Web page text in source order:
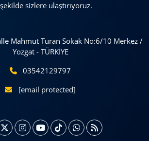
sizlere ulaştırıyoruz.
Mahmut Turan Sokak No:6/10 Merkez /
Yozgat - TÜRKİYE
03542129797
[email protected]